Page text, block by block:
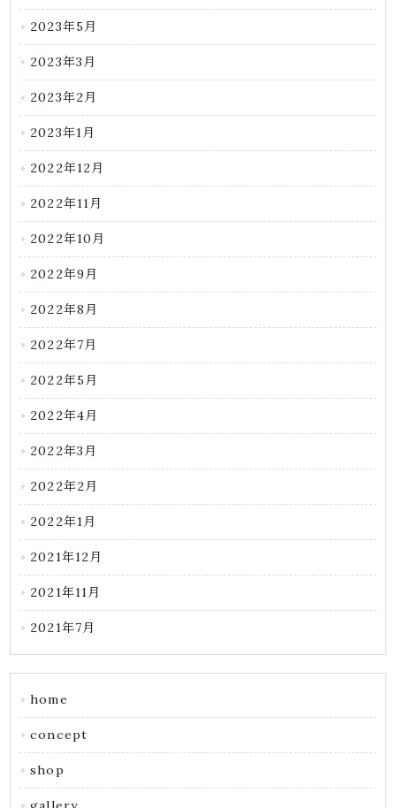
2023年5月
2023年3月
2023年2月
2023年1月
2022年12月
2022年11月
2022年10月
2022年9月
2022年8月
2022年7月
2022年5月
2022年4月
2022年3月
2022年2月
2022年1月
2021年12月
2021年11月
2021年7月
home
concept
shop